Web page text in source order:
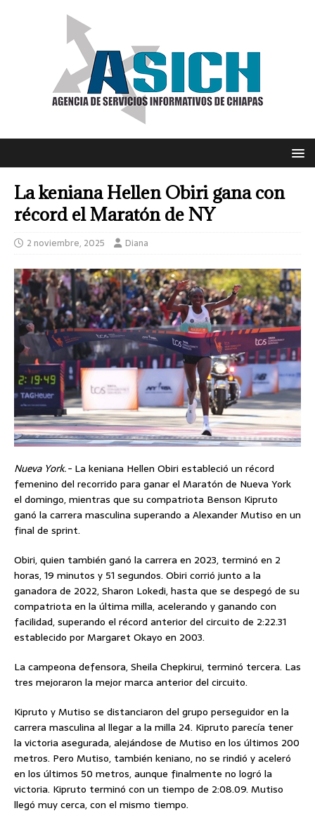
La keniana Hellen Obiri gana con
récord el Maratón de NY
2 noviembre, 2025 Diana
Nueva York.- La keniana Hellen Obiri estableció un récord
femenino del recorrido para ganar el Maratón de Nueva York
el domingo, mientras que su compatriota Benson Kipruto
ganó la carrera masculina superando a Alexander Mutiso en un
final de sprint.
Obiri, quien también ganó la carrera en 2023, terminó en 2
horas, 19 minutos y 51 segundos. Obiri corrió junto a la
ganadora de 2022, Sharon Lokedi, hasta que se despegó de su
compatriota en la última milla, acelerando y ganando con
facilidad, superando el récord anterior del circuito de 2:22.31
establecido por Margaret Okayo en 2003.
La campeona defensora, Sheila Chepkirui, terminó tercera. Las
tres mejoraron la mejor marca anterior del circuito.
Kipruto y Mutiso se distanciaron del grupo perseguidor en la
carrera masculina al llegar a la milla 24. Kipruto parecía tener
la victoria asegurada, alejándose de Mutiso en los últimos 200
metros. Pero Mutiso, también keniano, no se rindió y aceleró
en los últimos 50 metros, aunque finalmente no logró la
victoria. Kipruto terminó con un tiempo de 2:08.09. Mutiso
llegó muy cerca, con el mismo tiempo.